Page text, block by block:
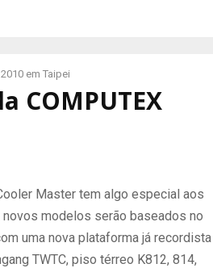
em Taipei
COMPUTEX
Master tem algo especial aos
modelos serão baseados no
uma nova plataforma já recordista
TWTC, piso térreo K812, 814,